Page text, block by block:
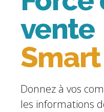
vente
Smart
Donnez à vos
les informations